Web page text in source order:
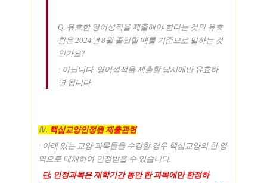
Q. 유효한 영어성적을 제출해야 한다는 것의 유효
함은 2024 년 8월 졸업할 때를 기준으로 말하는 것
인가요?
: 아닙니다. 영어성적을 제출할 당시에만 유효하
면 됩니다.
Ⅳ. 핵심교양인정원 제출관련
: 아래 있는 교양 과목들을 수강할 경우 핵심교양의 한 영
역으로 대체하여 인정받을 수 있습니다.
단, 인정과목은 재학기간 동안 한 과목에만 한정하